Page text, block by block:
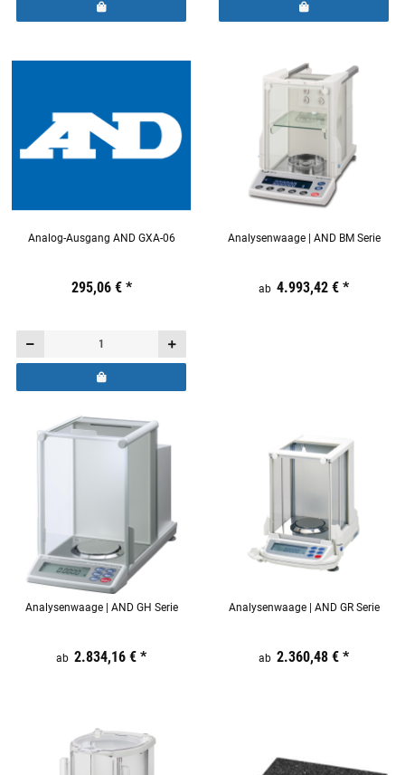
Analog-Ausgang AND GXA-06
19,44 €inkl. 19% USt.
295,06 € *
Analysenwaage | AND BM Serie
19,44 €inkl. 19% USt.
ab 4.993,42 €*
Analysenwaage | AND GH Serie
19,44 €inkl. 19% USt.
ab 2.834,16 €*
Analysenwaage | AND GR Serie
19,44 €inkl. 19% USt.
ab 2.360,48 €*